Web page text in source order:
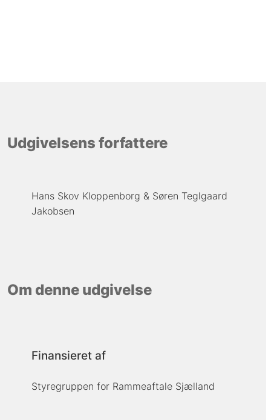
Udgivelsens forfattere
Hans Skov Kloppenborg
Søren Teglgaard
Jakobsen
Om denne udgivelse
Finansieret af
Styregruppen for Rammeaftale Sjælland